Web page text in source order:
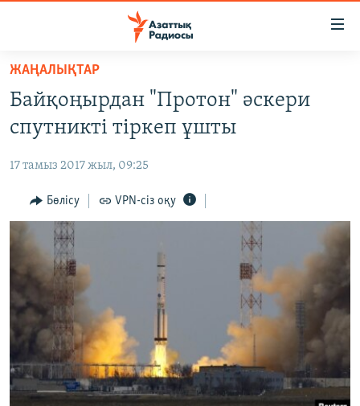
Skip
main
content
to
Navigation
Skip
to
Search
САЯСАТ
AZATTYQTV
ҚАҢТАР ОҚИҒАСЫ
АДАМ ҚҰҚЫҚТАРЫ
ӘЛЕУМЕТ
ӘЛЕМ
АРНАЙЫ ЖОБАЛАР
Русский
ЖАЗЫЛЫҢЫЗ
ЖАҢАЛЫҚТАР
Байқоңырдан "Протон" әскери
спутникті тіркеп ұшты
17 тамыз 2017 жыл, 09:25
Бөлісу VPN-сіз оқу